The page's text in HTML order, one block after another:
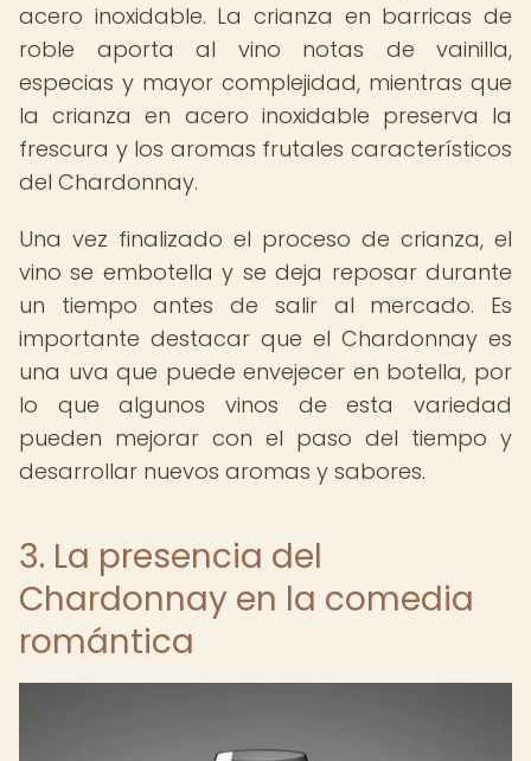
acero inoxidable. La crianza en barricas de
roble aporta al vino notas de vainilla,
especias y mayor complejidad, mientras que
la crianza en acero inoxidable preserva la
frescura y los aromas frutales característicos
del Chardonnay.
Una vez finalizado el proceso de crianza, el
vino se embotella y se deja reposar durante
un tiempo antes de salir al mercado. Es
importante destacar que el Chardonnay es
una uva que puede envejecer en botella, por
lo que algunos vinos de esta variedad
pueden mejorar con el paso del tiempo y
desarrollar nuevos aromas y sabores.
3. La presencia del
Chardonnay en la comedia
romántica